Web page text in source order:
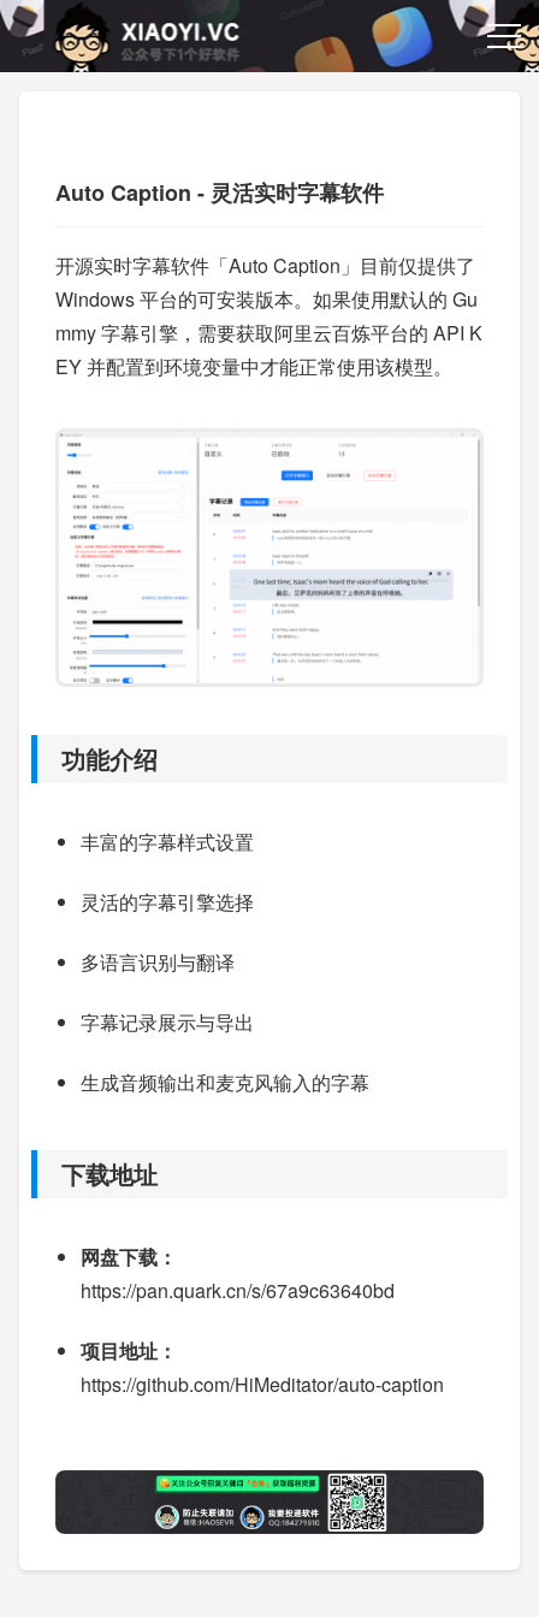
Auto Caption - 灵活实时字幕软件
开源实时字幕软件「Auto Caption」目前仅提供了
Windows 平台的可安装版本。如果使用默认的 Gu
mmy 字幕引擎，需要获取阿里云百炼平台的 API K
EY 并配置到环境变量中才能正常使用该模型。
功能介绍
丰富的字幕样式设置
灵活的字幕引擎选择
多语言识别与翻译
字幕记录展示与导出
生成音频输出和麦克风输入的字幕
下载地址
网盘下载：
https://pan.quark.cn/s/67a9c63640bd
项目地址：
https://github.com/HiMeditator/auto-caption